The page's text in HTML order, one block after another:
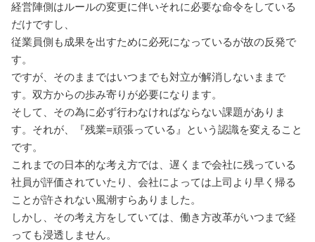
経営陣側はルールの変更に伴いそれに必要な命令をしている
だけですし、
従業員側も成果を出すために必死になっているが故の反発で
す。
ですが、そのままではいつまでも対立が解消しないままで
す。双方からの歩み寄りが必要になります。
そして、その為に必ず行わなければならない課題がありま
す。それが、『残業=頑張っている』という認識を変えること
です。
これまでの日本的な考え方では、遅くまで会社に残っている
社員が評価されていたり、会社によっては上司より早く帰る
ことが許されない風潮すらありました。
しかし、その考え方をしていては、働き方改革がいつまで経
っても浸透しません。